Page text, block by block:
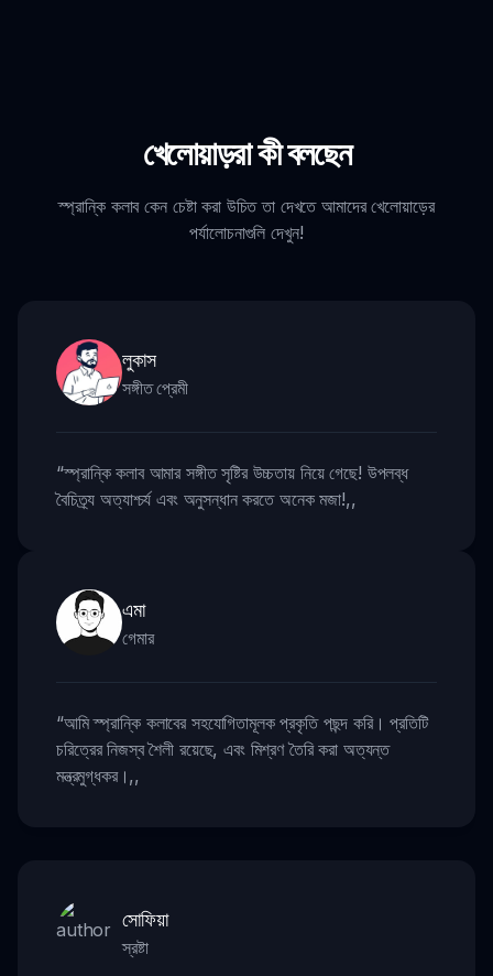
খেলোয়াড়রা কী বলছেন
স্প্রান্কি কলাব কেন চেষ্টা করা উচিত তা দেখতে আমাদের খেলোয়াড়ের
পর্যালোচনাগুলি দেখুন!
লুকাস
সঙ্গীত প্রেমী
“স্প্রান্কি কলাব আমার সঙ্গীত সৃষ্টির উচ্চতায় নিয়ে গেছে! উপলব্ধ
বৈচিত্র্য অত্যাশ্চর্য এবং অনুসন্ধান করতে অনেক মজা!,,
এমা
গেমার
“আমি স্প্রান্কি কলাবের সহযোগিতামূলক প্রকৃতি পছন্দ করি। প্রতিটি
চরিত্রের নিজস্ব শৈলী রয়েছে, এবং মিশ্রণ তৈরি করা অত্যন্ত
মন্ত্রমুগ্ধকর। ,,
সোফিয়া
স্রষ্টা